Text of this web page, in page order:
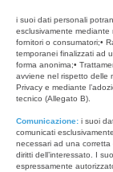
i suoi dati personali
esclusivamente mediante
fornitori o consumatori;•
temporanei finalizzati ad
forma anonima;•
avviene nel rispetto delle
Privacy e mediante
tecnico (Allegato B).
Comunicazione: i suoi
comunicati
necessari ad una
diritti dell’interessato. I
espressamente